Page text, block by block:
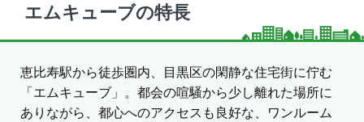
エムキューブの特長
恵比寿駅から徒歩圏内、目黒区の閑静な住宅街に佇む
「エムキューブ」。都会の喧騒から少し離れた場所に
ありながら、都心へのアクセスも良好な、ワンルーム